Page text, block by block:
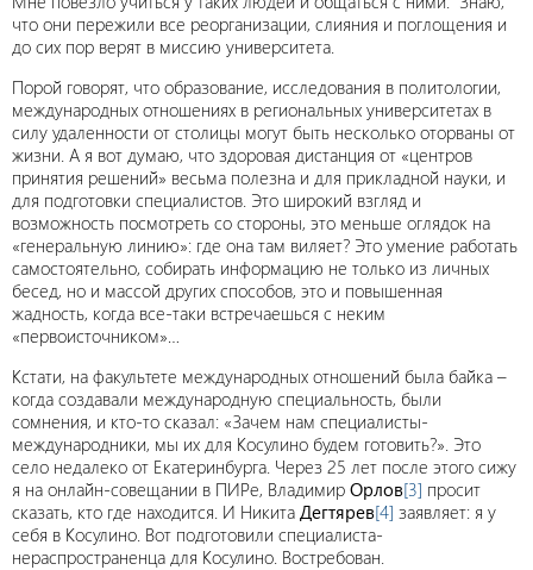
что они пережили все реорганизации, слияния и поглощения и
до сих пор верят в миссию университета.
Порой говорят, что образование, исследования в политологии,
международных отношениях в региональных университетах в
силу удаленности от столицы могут быть несколько оторваны от
жизни. А я вот думаю, что здоровая дистанция от «центров
принятия решений» весьма полезна и для прикладной науки, и
для подготовки специалистов. Это широкий взгляд и
возможность посмотреть со стороны, это меньше оглядок на
«генеральную линию»: где она там виляет? Это умение работать
самостоятельно, собирать информацию не только из личных
бесед, но и массой других способов, это и повышенная
жадность, когда все-таки встречаешься с неким
«первоисточником»…
Кстати, на факультете международных отношений была байка –
когда создавали международную специальность, были
сомнения, и кто-то сказал: «Зачем нам специалисты-
международники, мы их для Косулино будем готовить?». Это
село недалеко от Екатеринбурга. Через 25 лет после этого сижу
я на онлайн-совещании в ПИРе, Владимир Орлов[3] просит
сказать, кто где находится. И Никита Дегтярев[4] заявляет: я у
себя в Косулино. Вот подготовили специалиста-
нераспространенца для Косулино. Востребован.